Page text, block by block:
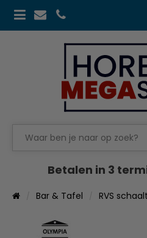
Betalen in 3
Bar & Tafel RVS